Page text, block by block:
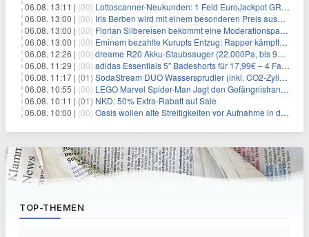
06.08. 13:11 | (00) Lottoscanner-Neukunden: 1 Feld EuroJackpot GRATIS spielen
06.08. 13:00 | (00) Iris Berben wird mit einem besonderen Preis ausgezeichnet
06.08. 13:00 | (00) Florian Silbereisen bekommt eine Moderationspartnerin
06.08. 13:00 | (00) Eminem bezahlte Kurupts Entzug: Rapper kämpfte gegen lebensbedrohliche Alkoholsucht
06.08. 12:26 | (00) dreame R20 Akku-Staubsauger (22.000Pa, bis 90 Min. Laufzeit) für 169€
06.08. 11:29 | (00) adidas Essentials 5″ Badeshorts für 17,99€ – 4 Farben
06.08. 11:17 | (01) SodaStream DUO Wassersprudler (inkl. CO2-Zylinder) für 94€
06.08. 10:55 | (00) LEGO Marvel Spider-Man Jagt den Gefängnistransporter (76349) für 32,99€
06.08. 10:11 | (01) NKD: 50% Extra-Rabatt auf Sale
06.08. 10:00 | (00) Oasis wollen alte Streitigkeiten vor Aufnahme in die Rock and Roll Hall of Fame begraben
TOP-THEMEN